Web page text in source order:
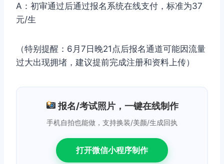
A：初审通过后通过报名系统在线支付，标准为37
元/生
（特别提醒：6月7日晚21点后报名通道可能因流量
过大出现拥堵，建议提前完成注册和资料上传）
报名/考试照片，一键在线制作
手机自拍也能做，支持换装/美颜/生成回执
打开微信小程序制作